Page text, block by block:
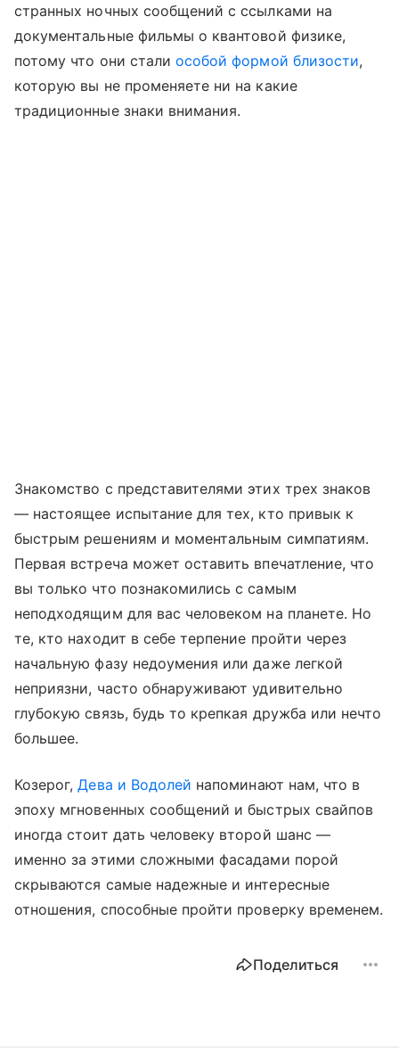
странных ночных сообщений с ссылками на
документальные фильмы о квантовой физике,
потому что они сталиособой формой близости,
которую вы не променяете ни на какие
традиционные знаки внимания.
Знакомство с представителями этих трех знаков
— настоящее испытание для тех, кто привык к
быстрым решениям и моментальным симпатиям.
Первая встреча может оставить впечатление, что
вы только что познакомились с самым
неподходящим для вас человеком на планете. Но
те, кто находит в себе терпение пройти через
начальную фазу недоумения или даже легкой
неприязни, часто обнаруживают удивительно
глубокую связь, будь то крепкая дружба или нечто
большее.
Козерог,Дева и Водолей напоминают нам, что в
эпоху мгновенных сообщений и быстрых свайпов
иногда стоит дать человеку второй шанс —
именно за этими сложными фасадами порой
скрываются самые надежные и интересные
отношения, способные пройти проверку временем.
Поделиться